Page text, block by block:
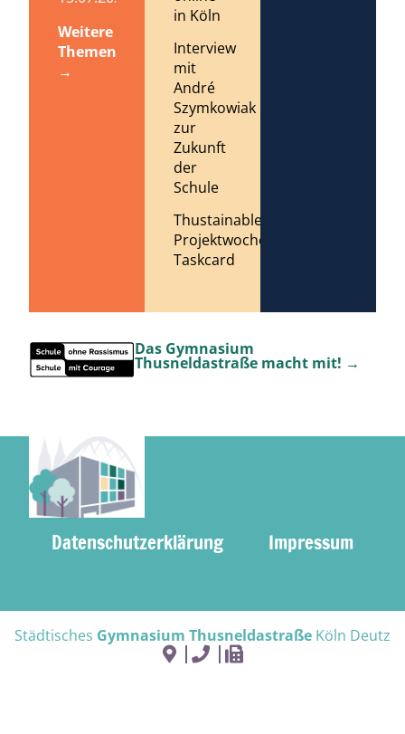
Weitere
Themen
→
in Köln
Interview
mit
André
Szymkowiak
zur
Zukunft
der
Schule
Thustainable
Projektwoche
Taskcard
Das Gymnasium
Thusneldastraße macht mit! →
Datenschutzerklärung Impressum
Städtisches Gymnasium Thusneldastraße Köln Deutz